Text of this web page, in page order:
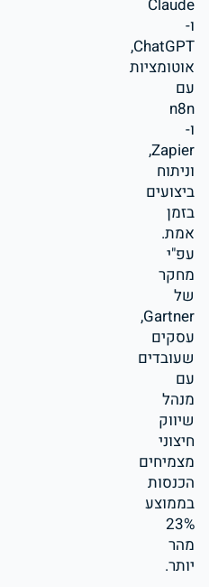
Claude
ו-
ChatGPT,
אוטומציות
עם
n8n
ו-
Zapier,
וניתוח
ביצועים
בזמן
אמת.
עפ"י
מחקר
של
Gartner,
עסקים
שעובדים
עם
מנהל
שיווק
חיצוני
מצמיחים
הכנסות
בממוצע
23%
מהר
יותר.